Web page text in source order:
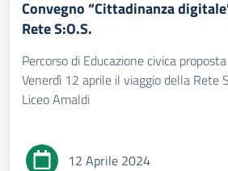
Convegno “Cittadinanza
Rete S:O.S.
Percorso di Educazione civica
Venerdì 12 aprile il viaggio della Rete
Liceo Amaldi
12 Aprile 2024